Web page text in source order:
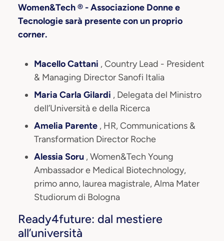
Women&Tech ® - Associazione Donne e
Tecnologie sarà presente con un proprio
corner.
Macello Cattani , Country Lead - President
& Managing Director Sanofi Italia
Maria Carla Gilardi , Delegata del Ministro
dell’Università e della Ricerca
Amelia Parente , HR, Communications &
Transformation Director Roche
Alessia Soru , Women&Tech Young
Ambassador e Medical Biotechnology,
primo anno, laurea magistrale, Alma Mater
Studiorum di Bologna
Ready4future: dal mestiere
all’università